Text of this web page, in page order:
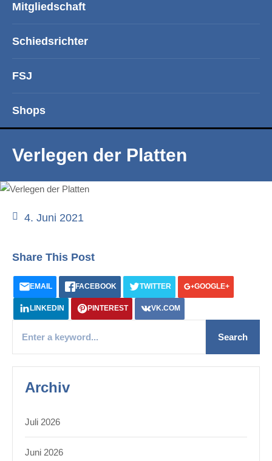
Mitgliedschaft
Schiedsrichter
FSJ
Shops
Verlegen der Platten
4. Juni 2021
Share This Post
EMAIL FACEBOOK TWITTER GOOGLE+
LINKEDIN PINTEREST VK.COM
Archiv
Juli 2026
Juni 2026